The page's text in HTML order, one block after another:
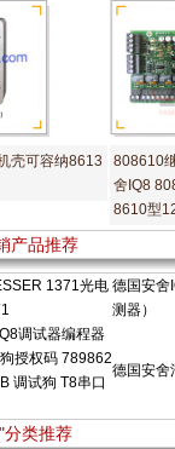
壳可容纳8613
808610
舍IQ8
8610型
产品推荐
1371光电 德国安舍
测器）
调试器编程器
授权码 789862
调试狗 T8串口
德国安舍
分类推荐